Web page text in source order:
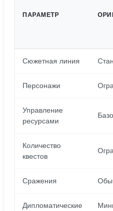
ПАРАМЕТР
Сюжетная линия
Персонажи
Управление
ресурсами
Количество
квестов
Сражения
Дипломатические